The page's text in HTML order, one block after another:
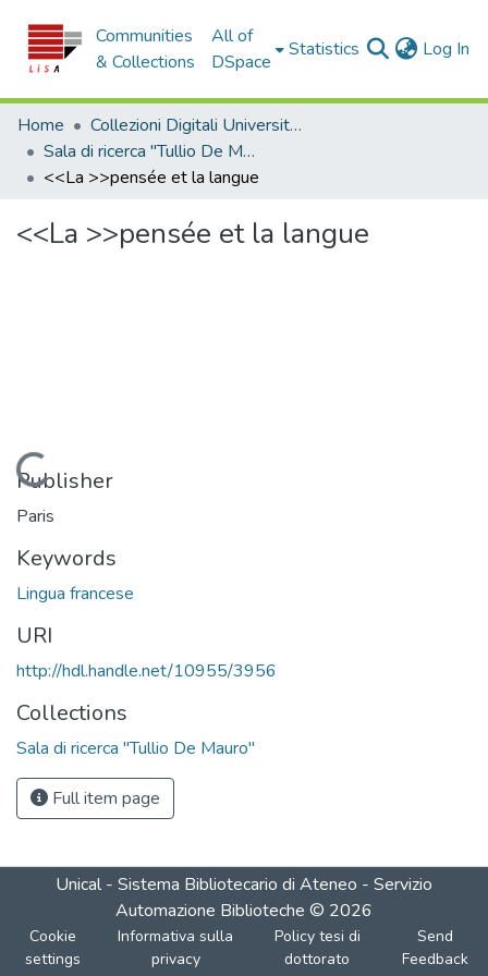
Communities
& Collections
All of
DSpace
Statistics Log In
Home
Collezioni Digitali Università della Calabria
Sala di ricerca "Tullio De Mauro"
<<La >>pensée et la langue
<<La >>pensée et la langue
Loading...
Publisher
Paris
Keywords
Lingua francese
URI
http://hdl.handle.net/10955/3956
Collections
Sala di ricerca "Tullio De Mauro"
Full item page
Unical - Sistema Bibliotecario di Ateneo - Servizio
Automazione Biblioteche © 2026
Cookie
settings
Informativa sulla
privacy
Policy tesi di
dottorato
Send
Feedback